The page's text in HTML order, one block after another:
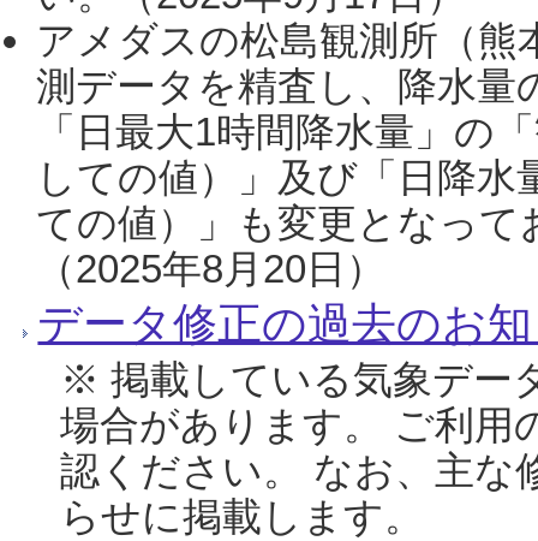
アメダスの松島観測所（熊
測データを精査し、降水
「日最大1時間降水量」の
しての値）」及び「日降
ての値）」も変更となっ
（2025年8月20日）
データ修正の過去のお
※ 掲載している気象デー
場合があります。 ご利用
認ください。 なお、主な
らせに掲載します。